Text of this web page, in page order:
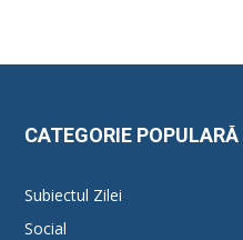
CATEGORIE POPULARĂ
Subiectul Zilei
Social